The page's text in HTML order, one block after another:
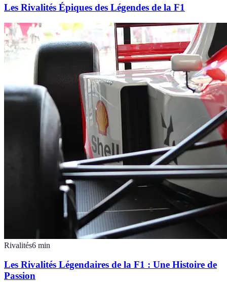
Les Rivalités Épiques des Légendes de la F1
Rivalités6 min
Les Rivalités Légendaires de la F1 : Une Histoire de
Passion